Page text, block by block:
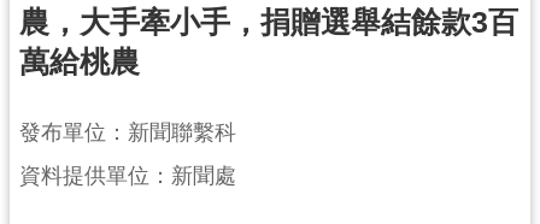
關
於
們
機
農，大手牽小手，捐贈選舉結餘款3百
萬給桃農
發布單位：新聞聯繫科
資料提供單位：新聞處